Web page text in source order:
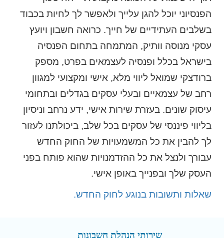
הפנסיוני יוכל להגן עלייך ולאפשר לך לחיות בכבוד
בשלבים העתידיים של חייך. כרואה חשבון ויועץ
עסקי מנוסה וותיק, המתמחה בתחום הפנסיה
בישראל בכלל ופנסיה לעצמאים בפרט, מספק
ברודצקי שמואל ליווי מלא, אישי ומקצועי למגוון
רחב של עצמאיים ובעלי עסקים בגדלים ובתחומי
עיסוק שונים. בעזרת שירות אישי, ידע נרחב וניסיון
בליווי פיננסי של עסקים בכל שלב, ביכולתנו לעזור
לך להבין את כל המשמעויות של החוק החדש
עבורך ולנצל את כל ההזדמנויות שהוא פותח בפני
העסק שלך ובפנייך באופן אישי.
שאלות ותשובות בנוגע לחוק החדש.
שירותי הנהלת חשבונות